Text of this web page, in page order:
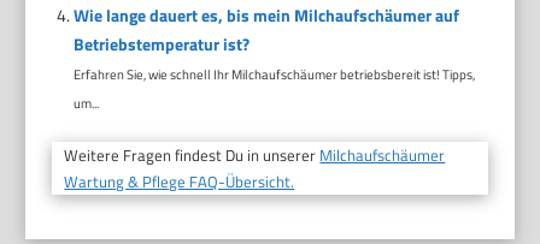
Wie lange dauert es, bis mein Milchaufschäumer auf
Betriebstemperatur ist?
Erfahren Sie, wie schnell Ihr Milchaufschäumer betriebsbereit ist! Tipps,
um...
Weitere Fragen findest Du in unserer Milchaufschäumer
Wartung & Pflege FAQ-Übersicht.